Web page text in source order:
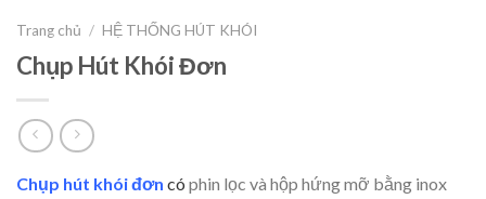
Trang chủ / HỆ THỐNG HÚT KHÓI
Chụp Hút Khói Đơn
Chụp hút khói đơn có phin lọc và hộp hứng mỡ bằng inox